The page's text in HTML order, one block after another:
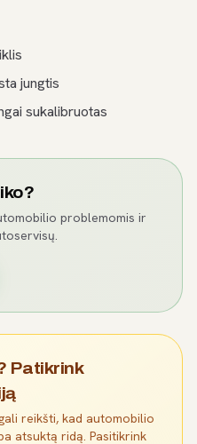
jungtis
sukalibruotas
problemomis ir
Patikrink
reikšti, kad automobilio
atsuktą ridą. Pasitikrink